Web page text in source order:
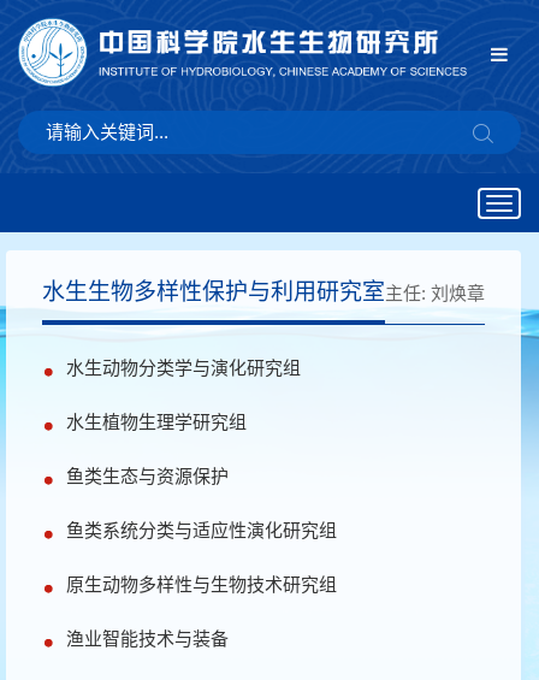
水生生物多样性保护与利用研究室主任: 刘焕章
水生动物分类学与演化研究组
水生植物生理学研究组
鱼类生态与资源保护
鱼类系统分类与适应性演化研究组
原生动物多样性与生物技术研究组
渔业智能技术与装备